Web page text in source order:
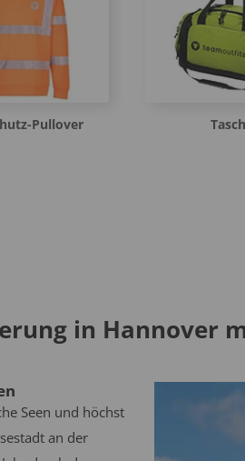
Pullover
in Hannover
Seen und höchst
an der